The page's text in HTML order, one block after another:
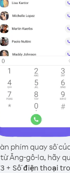
phím quay số
Ăng-gô-la, hãy
+ Số điện thoại